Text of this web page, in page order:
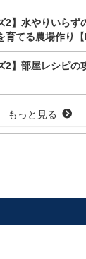
2】水やりいらず
てる農場作り【
2】部屋レシピの
もっと見る